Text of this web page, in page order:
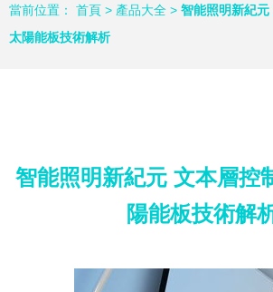
當前位置： 首頁 > 產品大全 > 智能照明新紀
太陽能板技術解析
智能照明新紀元 文本層控
陽能板技術解